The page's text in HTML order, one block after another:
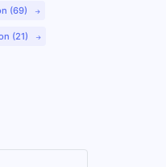
(69)
(21)